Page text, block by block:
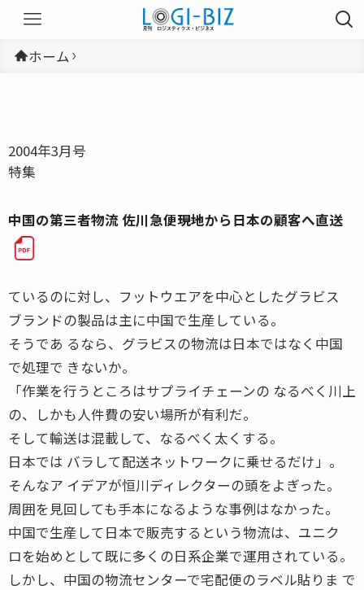
ホーム
2004年3月号
特集
中国の第三者物流 佐川急便――現地から日本の顧客へ直送
ているのに対し、フットウエアを中心としたグラビス
ブランドの製品は主に中国で生産している。
そうであ るなら、グラビスの物流は日本ではなく中国
で処理で きないか。
「作業を行うところはサプライチェーンの なるべく川上
の、しかも人件費の安い場所が有利だ。
そして輸送は混載して、なるべく太くする。
日本では バラして配送ネットワークに乗せるだけ」。
そんなア イデアが恒川ディレクターの頭をよぎった。
周囲を見回しても手本になるような事例はなかった。
中国で生産して日本で販売するという物流は、ユニク
ロを始めとして既に多くの日系企業で運用されている。
しかし、中国の物流センターで宅配便のラベル貼りま で